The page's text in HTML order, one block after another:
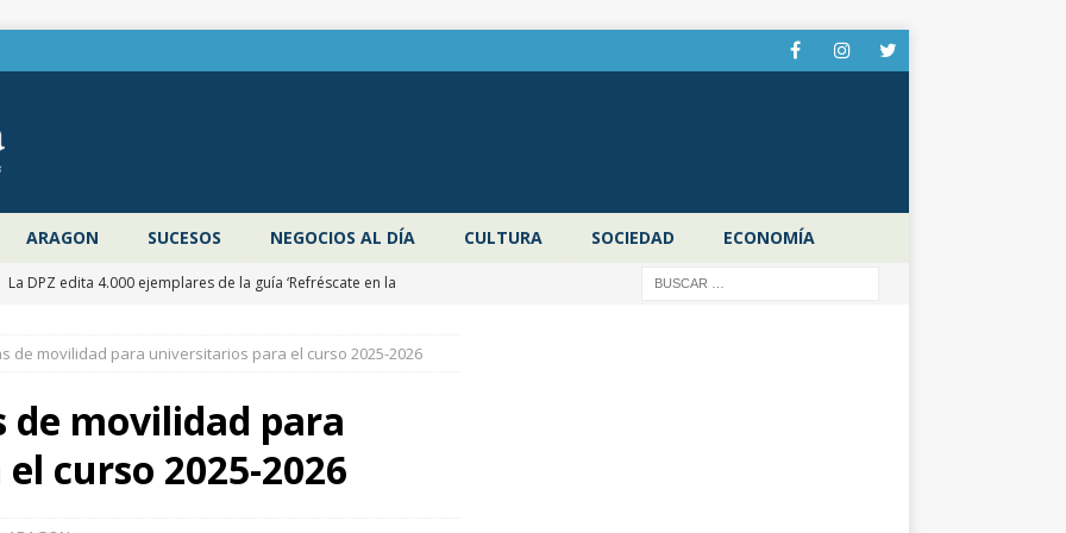
ARAGON SUCESOS NEGOCIOS AL DÍA CULTURA SOCIEDAD ECONOMÍA
La DPZ edita 4.000 ejemplares de la guía ‘Refréscate en la
ZARAGOZA PROVINCIA
Pancho Varona abre este sábado el Festival Veruela Verano de
Zaragoza congela un año más los impuestos municipales y
de movilidad para universitarios para el curso 2025-2026
de movilidad para
curso 2025-2026